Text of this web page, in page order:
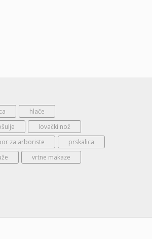
hlače
lovački nož
za arboriste
prskalica
vrtne makaze